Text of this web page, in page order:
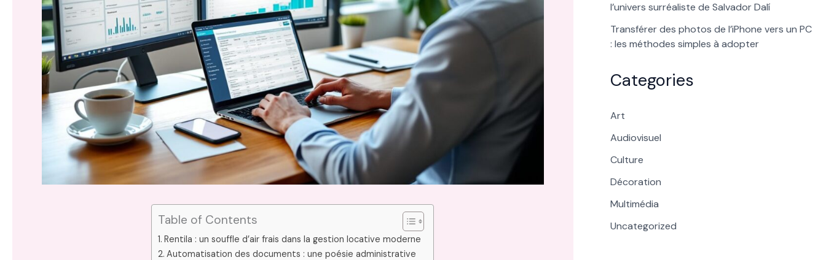
Table of Contents
Rentila : un souffle d’air frais dans la gestion locative moderne
Automatisation des documents : une poésie administrative
l’univers surréaliste de Salvador Dalí
Transférer des photos de l’iPhone vers un PC
: les méthodes simples à adopter
Categories
Art
Audiovisuel
Culture
Décoration
Multimédia
Uncategorized